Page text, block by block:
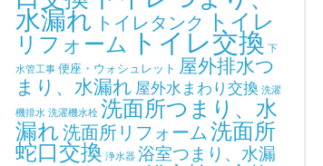
水漏れ トイレタンク トイレ
リフォーム トイレ交換 下
水管工事 便座・ウォシュレット 屋外排水つ
まり、水漏れ 屋外水まわり交換 洗濯
機排水 洗濯機水栓 洗面所つまり、水
漏れ洗面所リフォーム洗面所
蛇口交換 浄水器 浴室つまり、水漏